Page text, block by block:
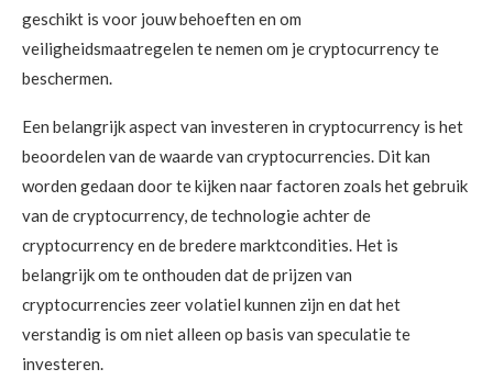
geschikt is voor jouw behoeften en om
veiligheidsmaatregelen te nemen om je cryptocurrency te
beschermen.
Een belangrijk aspect van investeren in cryptocurrency is het
beoordelen van de waarde van cryptocurrencies. Dit kan
worden gedaan door te kijken naar factoren zoals het gebruik
van de cryptocurrency, de technologie achter de
cryptocurrency en de bredere marktcondities. Het is
belangrijk om te onthouden dat de prijzen van
cryptocurrencies zeer volatiel kunnen zijn en dat het
verstandig is om niet alleen op basis van speculatie te
investeren.